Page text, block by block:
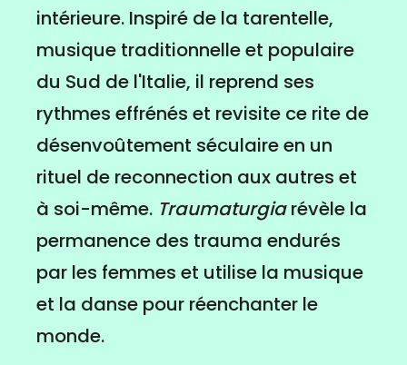
intérieure. Inspiré de la tarentelle,
musique traditionnelle et populaire
du Sud de l'Italie, il reprend ses
rythmes effrénés et revisite ce rite de
désenvoûtement séculaire en un
rituel de reconnection aux autres et
à soi-même. Traumaturgiarévèle la
permanence des trauma endurés
par les femmes et utilise la musique
et la danse pour réenchanter le
monde.